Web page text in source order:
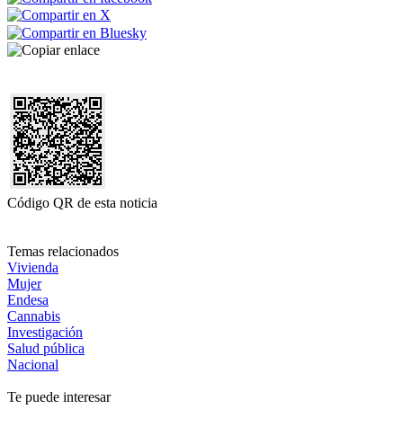
Código QR de esta noticia
Temas relacionados
Vivienda
Mujer
Endesa
Cannabis
Investigación
Salud pública
Nacional
Te puede interesar